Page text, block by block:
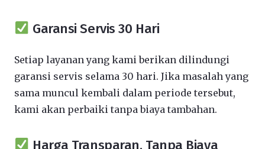
Garansi Servis 30 Hari
Setiap layanan yang kami berikan dilindungi
garansi servis selama 30 hari. Jika masalah yang
sama muncul kembali dalam periode tersebut,
kami akan perbaiki tanpa biaya tambahan.
Harga Transparan, Tanpa Biaya